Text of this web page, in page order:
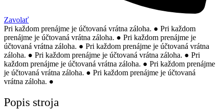
Zavolať
Pri každom prenájme je účtovaná vrátna záloha. ● Pri každom
prenájme je účtovaná vrátna záloha. ● Pri každom prenájme je
účtovaná vrátna záloha. ● Pri každom prenájme je účtovaná vrátna
záloha. ● Pri každom prenájme je účtovaná vrátna záloha. ● Pri
každom prenájme je účtovaná vrátna záloha. ● Pri každom prenájme
je účtovaná vrátna záloha. ● Pri každom prenájme je účtovaná
vrátna záloha. ●
Popis stroja